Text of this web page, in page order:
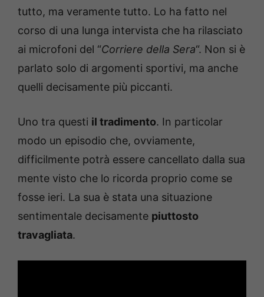
tutto, ma veramente tutto. Lo ha fatto nel
corso di una lunga intervista che ha rilasciato
ai microfoni del “Corriere della Sera“. Non si è
parlato solo di argomenti sportivi, ma anche
quelli decisamente più piccanti.
Uno tra questi il tradimento. In particolar
modo un episodio che, ovviamente,
difficilmente potrà essere cancellato dalla sua
mente visto che lo ricorda proprio come se
fosse ieri. La sua è stata una situazione
sentimentale decisamente piuttosto
travagliata.